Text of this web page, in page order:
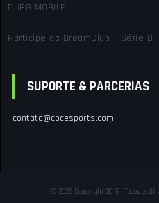
PUBG MOBILE
Participe da DreamClub – Série B
SUPORTE & PARCERIAS
contato@cbcesports.com
© 2026 Copyright 2018. Todos os